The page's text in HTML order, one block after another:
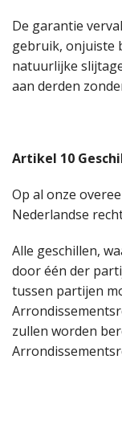
De garantie
gebruik, onjuiste
natuurlijke
aan derden
Artikel 10
Op al onze
Nederlandse
Alle geschillen,
door één der
tussen partijen
zullen worden